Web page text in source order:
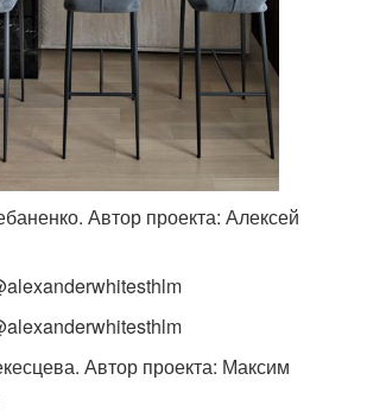
Автор проекта: Алексей
Автор проекта: Максим